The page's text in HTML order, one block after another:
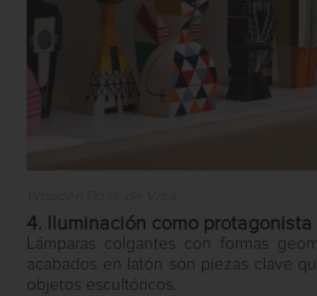
4. Iluminación como protagonista
Lámparas colgantes con formas
acabados en latón son piezas clave
objetos escultóricos.